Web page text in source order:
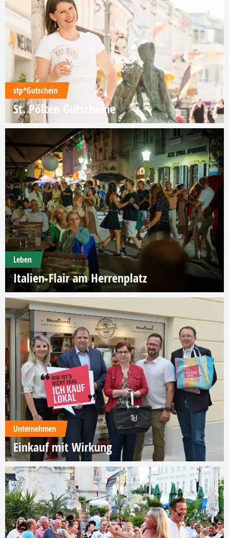
stp*Gutschein
St. Pölten Gutscheine
Leben
Italien-Flair am Herrenplatz
Unternehmen
Einkauf mit Wirkung